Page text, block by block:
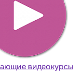
видеокурсы